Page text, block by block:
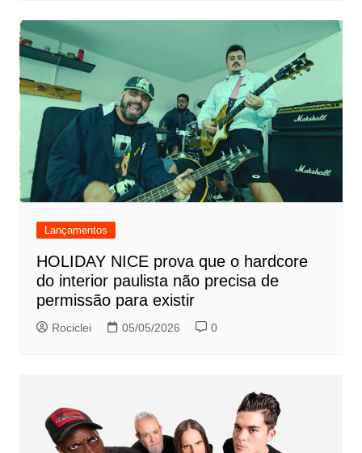
Lançamentos
HOLIDAY NICE prova que o hardcore
do interior paulista não precisa de
permissão para existir
Rociclei 05/05/2026 0